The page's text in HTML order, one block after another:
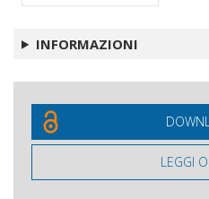
INFORMAZIONI
LEGGI